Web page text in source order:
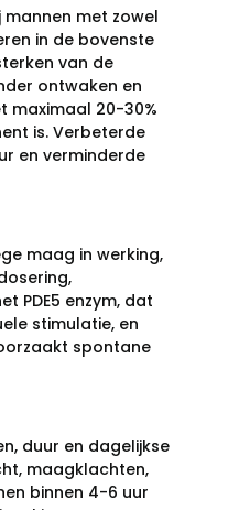
met zowel
in de bovenste
van de
ontwaken en
maximaal 20-30%
is. Verbeterde
en verminderde
maag in werking,
PDE5 enzym, dat
stimulatie, en
spontane
duur en dagelijkse
maagklachten,
binnen 4-6 uur